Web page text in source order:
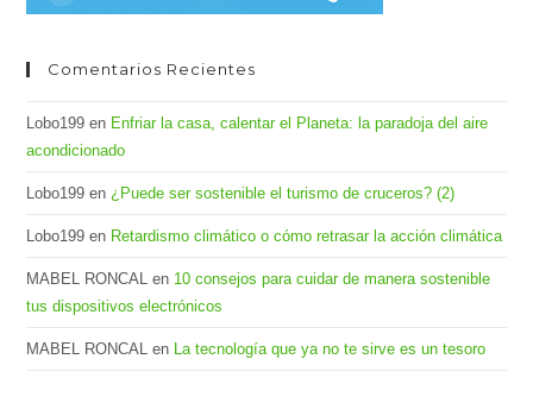
Comentarios Recientes
Lobo199 en Enfriar la casa, calentar el Planeta: la paradoja del aire
acondicionado
Lobo199 en¿Puede ser sostenible el turismo de cruceros? (2)
Lobo199 en Retardismo climático o cómo retrasar la acción climática
MABEL RONCAL en 10 consejos para cuidar de manera sostenible
tus dispositivos electrónicos
MABEL RONCAL en La tecnología que ya no te sirve es un tesoro